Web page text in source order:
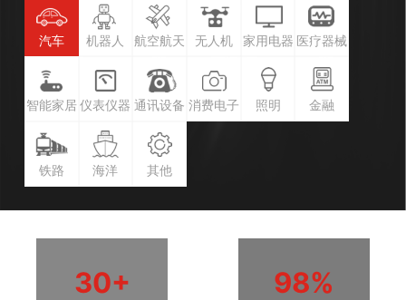
汽车 机器人 航空航天 无人机 家用电器 医疗器械
智能家居 仪表仪器 通讯设备 消费电子 照明 金融
铁路 海洋 其他
30+ 98%